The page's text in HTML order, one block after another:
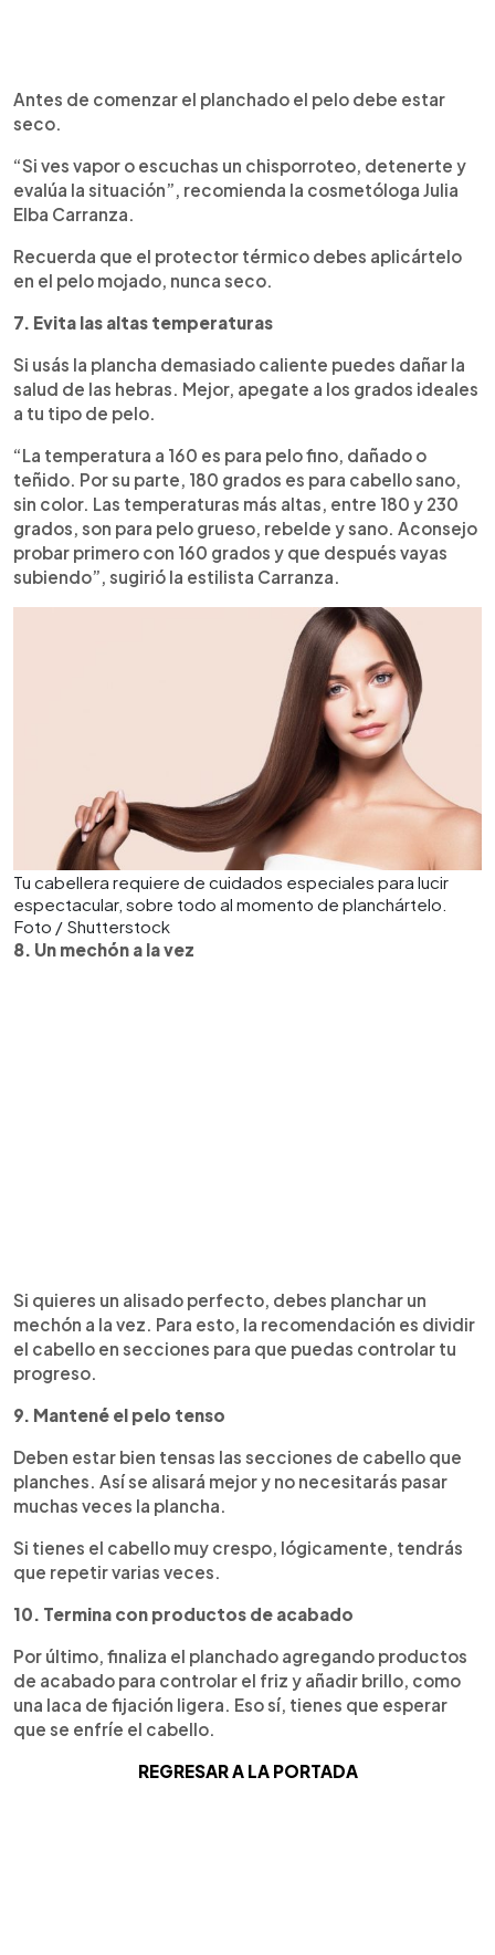
Antes de comenzar el planchado el pelo debe estar
seco.
“Si ves vapor o escuchas un chisporroteo, detenerte y
evalúa la situación”, recomienda la cosmetóloga Julia
Elba Carranza.
Recuerda que el protector térmico debes aplicártelo
en el pelo mojado, nunca seco.
7. Evita las altas temperaturas
Si usás la plancha demasiado caliente puedes dañar la
salud de las hebras. Mejor, apegate a los grados ideales
a tu tipo de pelo.
“La temperatura a 160 es para pelo fino, dañado o
teñido. Por su parte, 180 grados es para cabello sano,
sin color. Las temperaturas más altas, entre 180 y 230
grados, son para pelo grueso, rebelde y sano. Aconsejo
probar primero con 160 grados y que después vayas
subiendo”, sugirió la estilista Carranza.
Tu cabellera requiere de cuidados especiales para lucir
espectacular, sobre todo al momento de planchártelo.
Foto / Shutterstock
8. Un mechón a la vez
Si quieres un alisado perfecto, debes planchar un
mechón a la vez. Para esto, la recomendación es dividir
el cabello en secciones para que puedas controlar tu
progreso.
9. Mantené el pelo tenso
Deben estar bien tensas las secciones de cabello que
planches. Así se alisará mejor y no necesitarás pasar
muchas veces la plancha.
Si tienes el cabello muy crespo, lógicamente, tendrás
que repetir varias veces.
10. Termina con productos de acabado
Por último, finaliza el planchado agregando productos
de acabado para controlar el friz y añadir brillo, como
una laca de fijación ligera. Eso sí, tienes que esperar
que se enfríe el cabello.
REGRESAR A LA PORTADA